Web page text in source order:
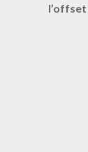
l’offset